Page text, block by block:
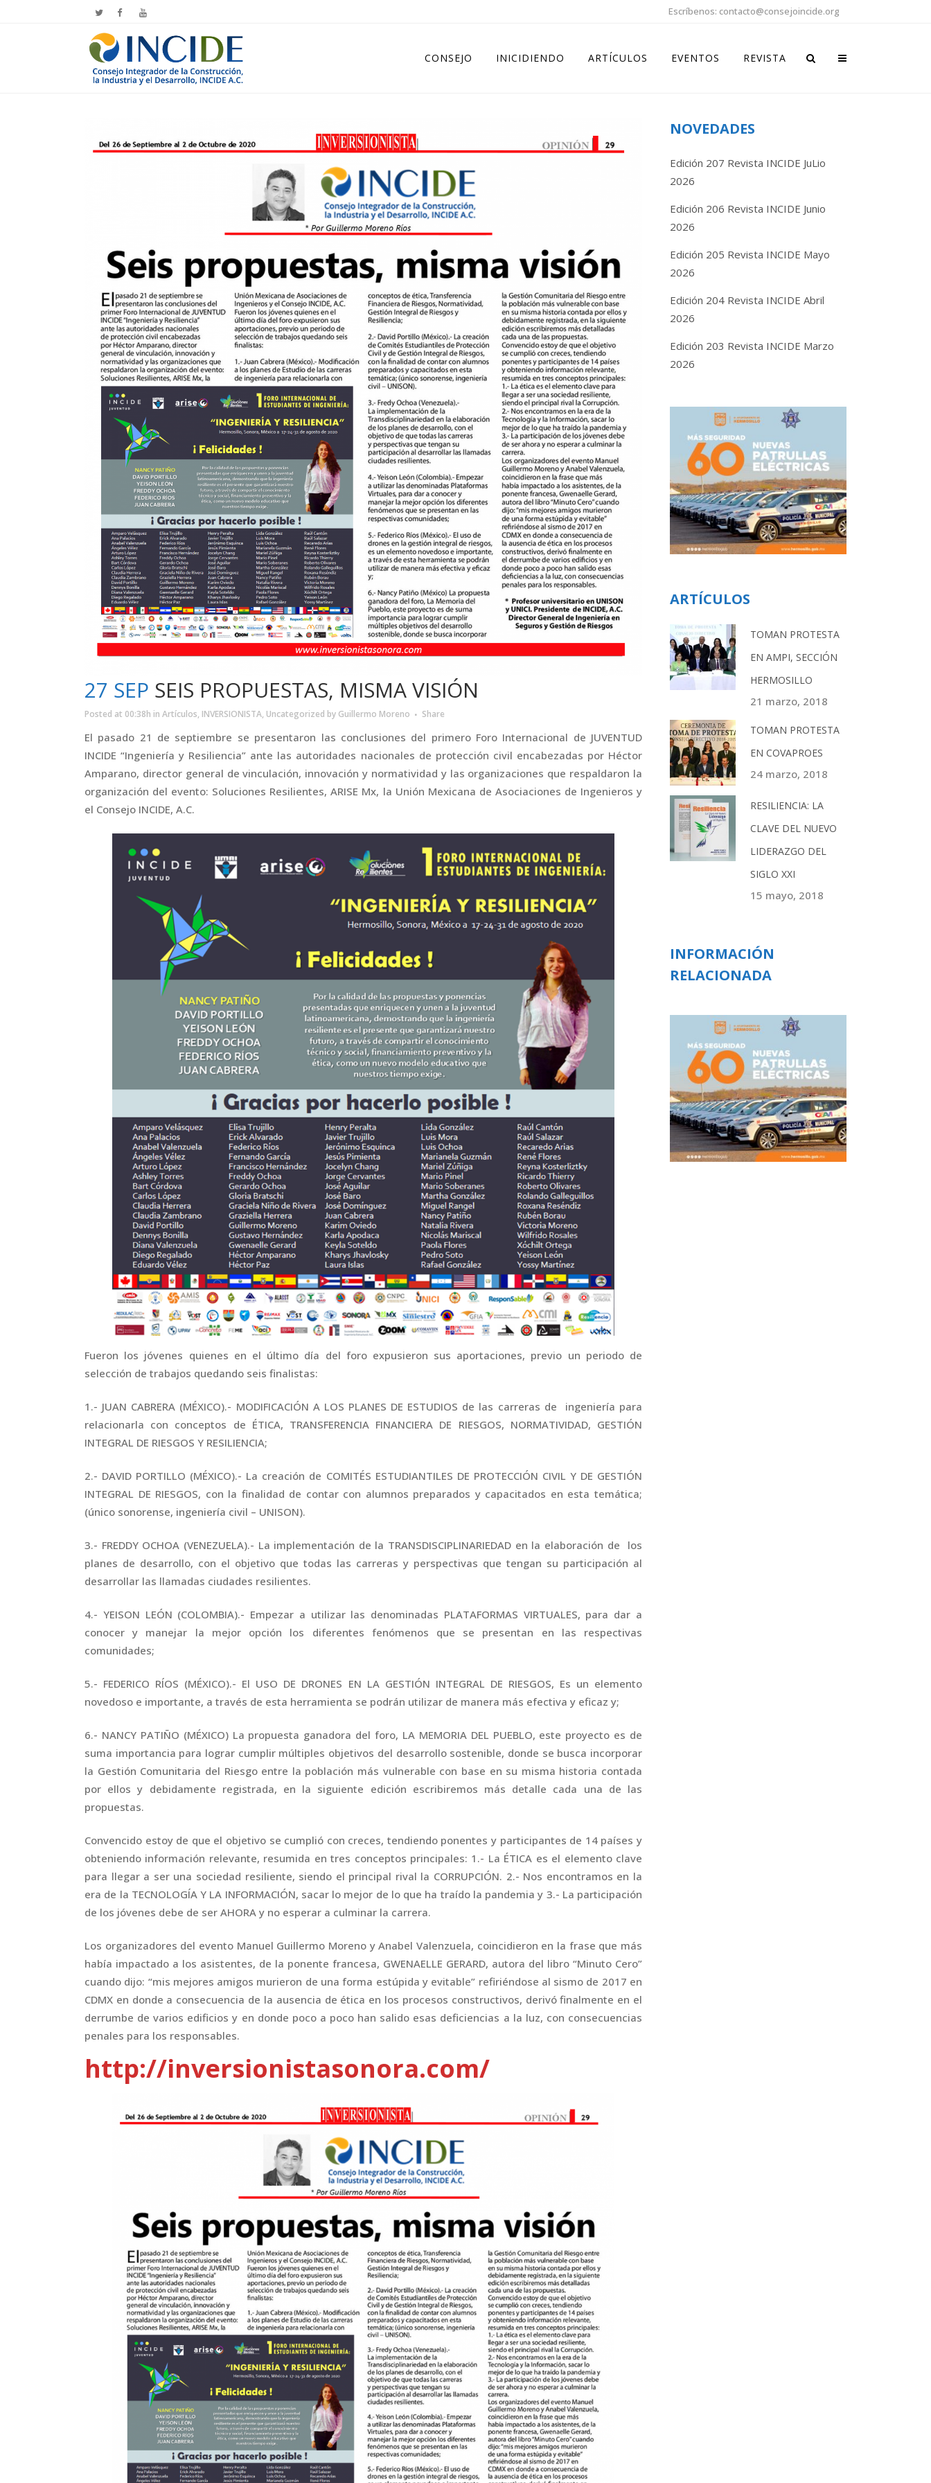
Escríbenos: contacto@consejoincide.org
CONSEJO INICIDIENDO ARTÍCULOS EVENTOS REVISTA
27 SEP SEIS PROPUESTAS, MISMA VISIÓN
Posted at 00:38h in Artículos, INVERSIONISTA, Uncategorized by Guillermo Moreno Share
El pasado 21 de septiembre se presentaron las conclusiones del primero Foro Internacional de JUVENTUD
INCIDE “Ingeniería y Resiliencia” ante las autoridades nacionales de protección civil encabezadas por Héctor
Amparano, director general de vinculación, innovación y normatividad y las organizaciones que respaldaron la
organización del evento: Soluciones Resilientes, ARISE Mx, la Unión Mexicana de Asociaciones de Ingenieros y
el Consejo INCIDE, A.C.
Fueron los jóvenes quienes en el último día del foro expusieron sus aportaciones, previo un periodo de
selección de trabajos quedando seis finalistas:
1.- JUAN CABRERA (MÉXICO).- MODIFICACIÓN A LOS PLANES DE ESTUDIOS de las carreras de ingeniería para
relacionarla con conceptos de ÉTICA, TRANSFERENCIA FINANCIERA DE RIESGOS, NORMATIVIDAD, GESTIÓN
INTEGRAL DE RIESGOS Y RESILIENCIA;
2.- DAVID PORTILLO (MÉXICO).- La creación de COMITÉS ESTUDIANTILES DE PROTECCIÓN CIVIL Y DE GESTIÓN
INTEGRAL DE RIESGOS, con la finalidad de contar con alumnos preparados y capacitados en esta temática;
(único sonorense, ingeniería civil – UNISON).
3.- FREDDY OCHOA (VENEZUELA).- La implementación de la TRANSDISCIPLINARIEDAD en la elaboración de los
planes de desarrollo, con el objetivo que todas las carreras y perspectivas que tengan su participación al
desarrollar las llamadas ciudades resilientes.
4.- YEISON LEÓN (COLOMBIA).- Empezar a utilizar las denominadas PLATAFORMAS VIRTUALES, para dar a
conocer y manejar la mejor opción los diferentes fenómenos que se presentan en las respectivas
comunidades;
5.- FEDERICO RÍOS (MÉXICO).- El USO DE DRONES EN LA GESTIÓN INTEGRAL DE RIESGOS, Es un elemento
novedoso e importante, a través de esta herramienta se podrán utilizar de manera más efectiva y eficaz y;
6.- NANCY PATIÑO (MÉXICO) La propuesta ganadora del foro, LA MEMORIA DEL PUEBLO, este proyecto es de
suma importancia para lograr cumplir múltiples objetivos del desarrollo sostenible, donde se busca incorporar
la Gestión Comunitaria del Riesgo entre la población más vulnerable con base en su misma historia contada
por ellos y debidamente registrada, en la siguiente edición escribiremos más detalle cada una de las
propuestas.
Convencido estoy de que el objetivo se cumplió con creces, tendiendo ponentes y participantes de 14 países y
obteniendo información relevante, resumida en tres conceptos principales: 1.- La ÉTICA es el elemento clave
para llegar a ser una sociedad resiliente, siendo el principal rival la CORRUPCIÓN. 2.- Nos encontramos en la
era de la TECNOLOGÍA Y LA INFORMACIÓN, sacar lo mejor de lo que ha traído la pandemia y 3.- La participación
de los jóvenes debe de ser AHORA y no esperar a culminar la carrera.
Los organizadores del evento Manuel Guillermo Moreno y Anabel Valenzuela, coincidieron en la frase que más
había impactado a los asistentes, de la ponente francesa, GWENAELLE GERARD, autora del libro “Minuto Cero”
cuando dijo: “mis mejores amigos murieron de una forma estúpida y evitable” refiriéndose al sismo de 2017 en
CDMX en donde a consecuencia de la ausencia de ética en los procesos constructivos, derivó finalmente en el
derrumbe de varios edificios y en donde poco a poco han salido esas deficiencias a la luz, con consecuencias
penales para los responsables.
http://inversionistasonora.com/
NOVEDADES
Edición 207 Revista INCIDE JuLio
2026
Edición 206 Revista INCIDE Junio
2026
Edición 205 Revista INCIDE Mayo
2026
Edición 204 Revista INCIDE Abril
2026
Edición 203 Revista INCIDE Marzo
2026
ARTÍCULOS
TOMAN PROTESTA
EN AMPI, SECCIÓN
HERMOSILLO
21 marzo, 2018
TOMAN PROTESTA
EN COVAPROES
24 marzo, 2018
RESILIENCIA: LA
CLAVE DEL NUEVO
LIDERAZGO DEL
SIGLO XXI
15 mayo, 2018
INFORMACIÓN
RELACIONADA